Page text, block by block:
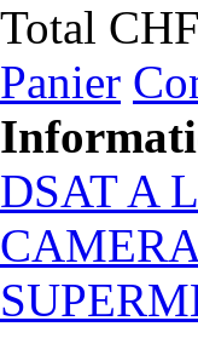
Total
Panier
DSAT A